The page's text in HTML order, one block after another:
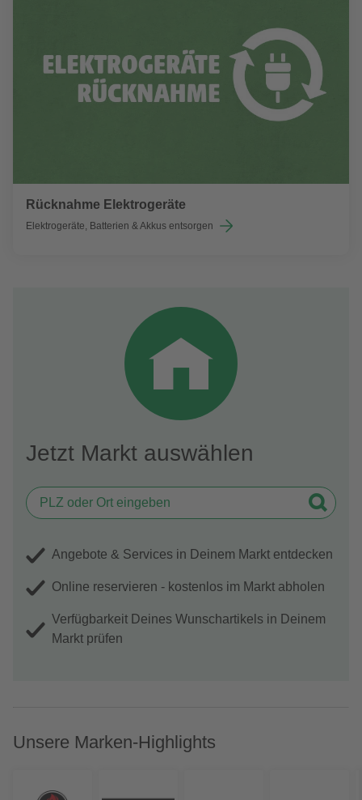
Rücknahme Elektrogeräte
Elektrogeräte, Batterien & Akkus entsorgen
Jetzt Markt auswählen
Angebote & Services in Deinem Markt entdecken
Online reservieren - kostenlos im Markt abholen
Verfügbarkeit Deines Wunschartikels in Deinem
Markt prüfen
Unsere Marken-Highlights